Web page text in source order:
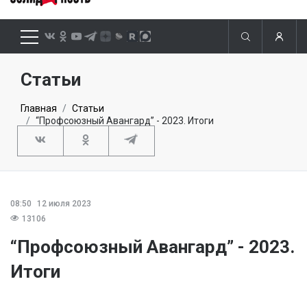
Статьи
Главная
Статьи
“Профсоюзный Авангард” - 2023. Итоги
08:50
12 июля 2023
13106
“Профсоюзный Авангард” - 2023.
Итоги